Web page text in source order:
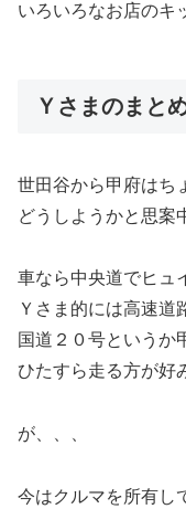
いろいろなお店のキ
Ｙさまのまと
世田谷から甲府はち
どうしようかと思案
車なら中央道でヒュ
Ｙさま的には高速道
国道２０号というか
ひたすら走る方が好
が、、、
今はクルマを所有し